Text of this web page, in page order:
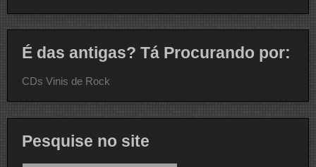
É das antigas? Tá Procurando por:
CDs Vinis de Rock
Pesquise no site